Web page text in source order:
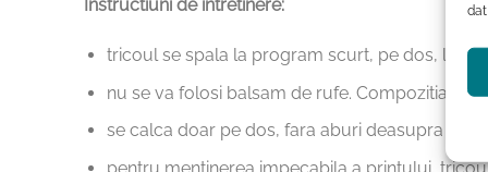
Instructiuni de intretinere:
tricoul se spala la program scurt, pe dos, la
nu se va folosi balsam de rufe. Compozitia
se calca doar pe dos, fara aburi deasupra